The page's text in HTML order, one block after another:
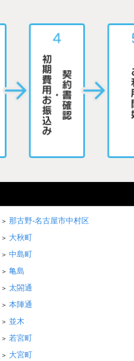
那古野-名古屋市中村区
大秋町
中島町
亀島
太閤通
本陣通
並木
若宮町
大宮町